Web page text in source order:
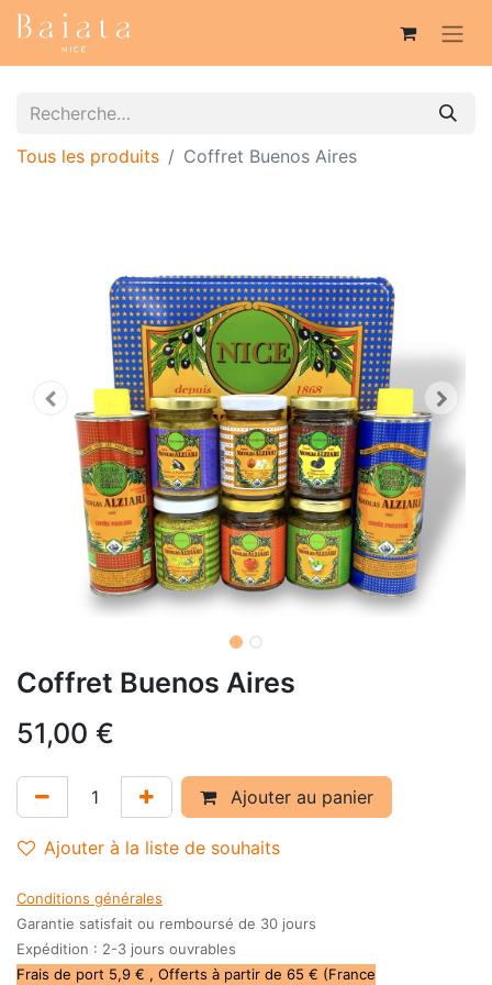
Tous les produits Coffret Buenos Aires
Coffret Buenos Aires
51,00 €
Ajouter au panier
Ajouter à la liste de souhaits
Conditions générales
Garantie satisfait ou remboursé de 30 jours
Expédition : 2-3 jours ouvrables
Frais de port 5,9 € , Offerts à partir de 65 € (France